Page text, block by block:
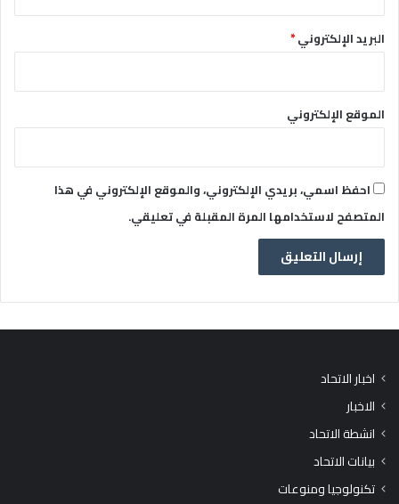
البريد الإلكتروني*
الموقع الإلكتروني
احفظ اسمي، بريدي الإلكتروني، والموقع الإلكتروني في هذا
المتصفح لاستخدامها المرة المقبلة في تعليقي.
اخبار الاتحاد
الاخبار
انشطة الاتحاد
بيانات الاتحاد
تكنولوجيا ومنوعات